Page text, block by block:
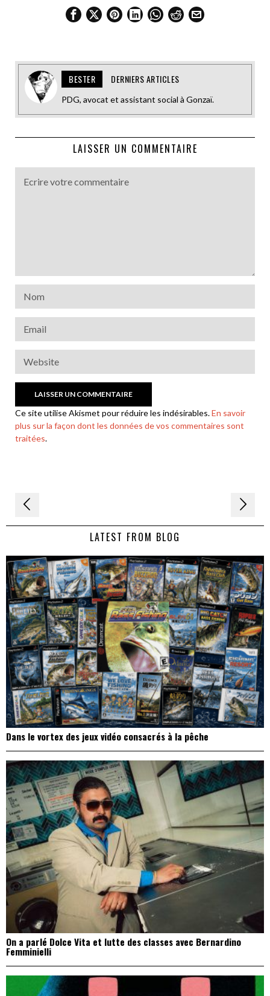
BESTER DERNIERS ARTICLES
PDG, avocat et assistant social à Gonzaï.
LAISSER UN COMMENTAIRE
Ce site utilise Akismet pour réduire les indésirables.En savoir
plus sur la façon dont les données de vos commentaires sont
traitées.
Navigation
de LATEST FROM BLOG
Dans le vortex des jeux vidéo consacrés à la pêche
On a parlé Dolce Vita et lutte des classes avec Bernardino
Femminielli